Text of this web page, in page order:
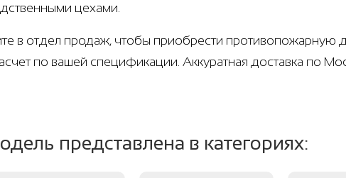
цехами.
в отдел продаж, чтобы приобрести противопожарную
по вашей спецификации. Аккуратная доставка по
представлена в категориях: